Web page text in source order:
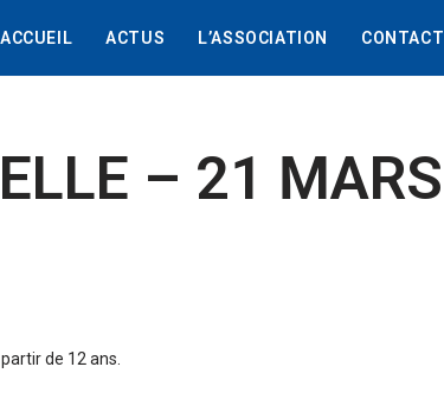
ACCUEIL ACTUS L’ASSOCIATION CONTACT
– 21 MARS
de 12 ans.